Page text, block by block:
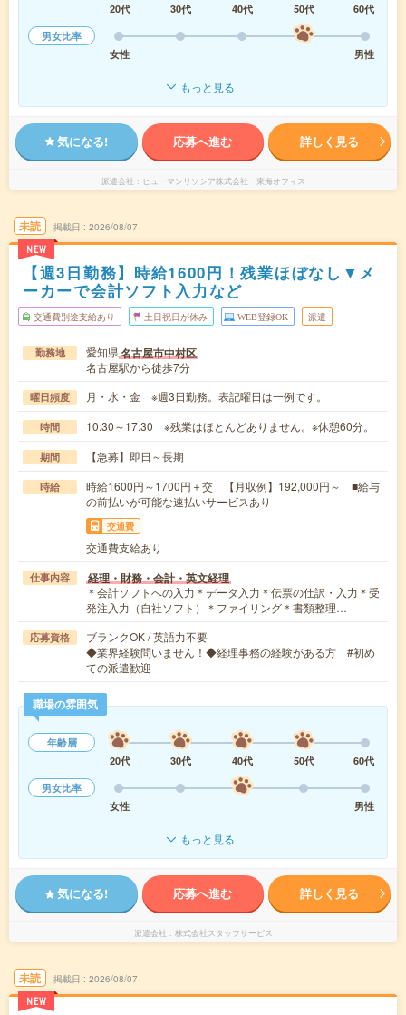
20代
30代 40代 50代
60代
男女比率
女性
男性
もっと見る
気になる! 応募へ進む 詳しく見る
派遣会社 ヒューマンリソシア株式会社 東海オフィス
未読
NEW
掲載日 2026/08/07
【週3日勤務】時給1600円！残業ほぼなし▼メ
ーカーで会計ソフト入力など
交通費別途支給あり 土日祝日が休み WEB登録OK 派遣
勤務地 愛知県名古屋市中村区
名古屋駅から徒歩7分
曜日頻度 月・水・金 ※週3日勤務。表記曜日は一例です。
時間 10:30～17:30 ※残業はほとんどありません。※休憩60分。
期間 【急募】即日～長期
時給
時給1600円～1700円＋交 【月収例】192,000円～ ■給与
の前払いが可能な速払いサービスあり
交通費
交通費支給あり
仕事内容 経理・財務・会計・英文経理
＊会計ソフトへの入力＊データ入力＊伝票の仕訳・入力＊受
発注入力（自社ソフト）＊ファイリング＊書類整理…
応募資格
ブランクOK / 英語力不要
◆業界経験問いません！◆経理事務の経験がある方 #初め
ての派遣歓迎
職場の雰囲気
年齢層
20代
30代 40代 50代
60代
男女比率
女性
男性
もっと見る
気になる! 応募へ進む 詳しく見る
派遣会社 株式会社スタッフサービス
未読
NEW
掲載日 2026/08/07